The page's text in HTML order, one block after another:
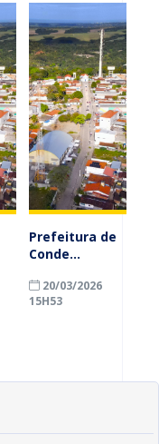
Prefeitura de
Conde
projeto de
reajuste
20/03/2026
15H53